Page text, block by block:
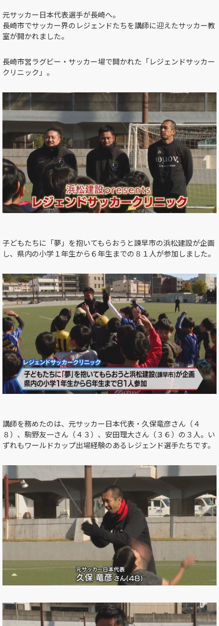
元サッカー日本代表選手が長崎へ。
長崎市でサッカー界のレジェンドたちを講師に迎えたサッカー教
室が開かれました。
長崎市営ラグビー・サッカー場で開かれた「レジェンドサッカー
クリニック」。
子どもたちに「夢」を抱いてもらおうと諫早市の浜松建設が企画
し、県内の小学１年生から６年生までの８１人が参加しました。
講師を務めたのは、元サッカー日本代表・久保竜彦さん（４
８）、駒野友一さん（４３）、安田理大さん（３６）の３人。い
ずれもワールドカップ出場経験のあるレジェンド選手たちです。